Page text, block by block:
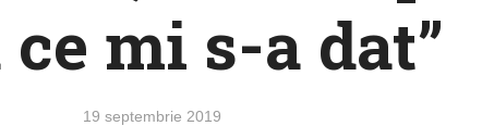
ce mi s-a dat”
19 septembrie 2019